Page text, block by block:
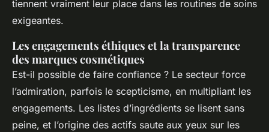
tiennent vraiment leur place dans les routines de soins
exigeantes.
Les engagements éthiques et la transparence
des marques cosmétiques
Est-il possible de faire confiance ? Le secteur force
l’admiration, parfois le scepticisme, en multipliant les
engagements. Les listes d’ingrédients se lisent sans
peine, et l’origine des actifs saute aux yeux sur les